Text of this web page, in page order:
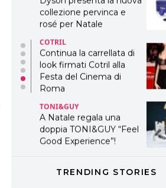
collezione pervinca e
rosé per Natale
COTRIL
Continua la carrellata di
look firmati Cotril alla
Festa del Cinema di
Roma
TONI&GUY
A Natale regala una
doppia TONI&GUY “Feel
Good Experience”!
LABEL.M lancia la sua
TRENDING STORIES